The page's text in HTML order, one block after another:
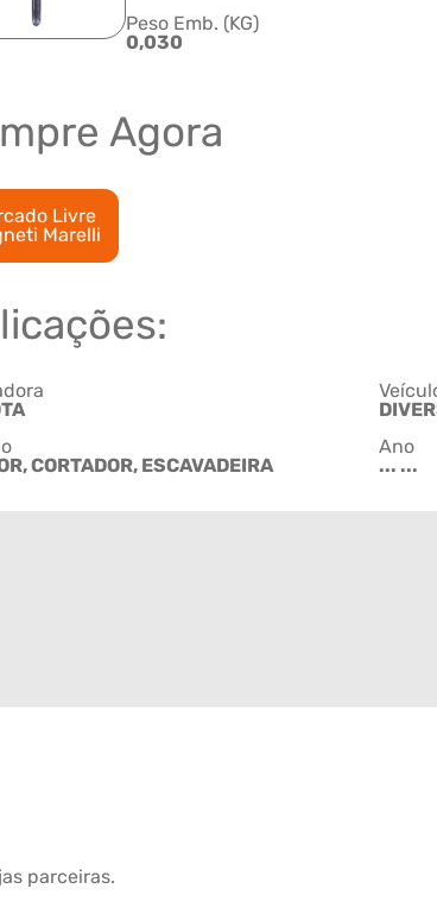
Peso Emb. (KG)
0,030
Agora
Livre
Marelli
CORTADOR, ESCAVADEIRA
Ano
... ...
parceiras.